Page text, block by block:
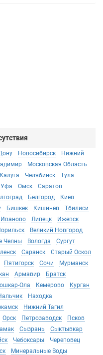
Новосибирск
Нижний
Московская Область
Калуга Челябинск
Тула
Уфа Омск
Саратов
Белгород
Киев
Бишкек Кишинев
Тбилиси
Иваново Липецк
Ижевск
Великий Новгород
Челны Вологда
Сургут
Саранск
Старый Оскол
Пятигорск Сочи
Мурманск
Армавир
Братск
Ола Кемерово
Курган
Находка
Нижний Тагил
Орск Петрозаводск
Псков
Сызрань
Сыктывкар
Чебоксары
Череповец
Минеральные Воды